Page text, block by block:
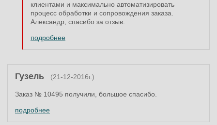
клиентами и максимально автоматизировать
процесс обработки и сопровождения заказа.
Александр, спасибо за отзыв.
подробнее
Гузель (21-12-2016г.)
Заказ № 10495 получили, большое спасибо.
подробнее